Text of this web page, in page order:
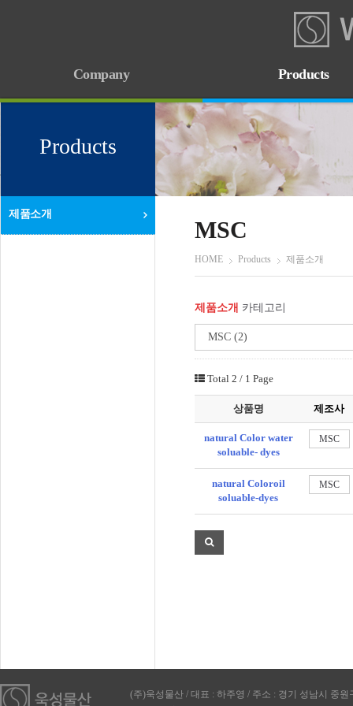
Company
경영이념
Products
제품소개
Products
제품소개
MSC
HOME Products 제품소개
제품소개 카테고리
Total 2 / 1 Page
상품명 제조사
natural Color water
soluable- dyes
MSC
natural Coloroil
soluable-dyes
MSC
(주)욱성물산 / 대표 : 하주영 / 주소 : 경기 성남시 중원